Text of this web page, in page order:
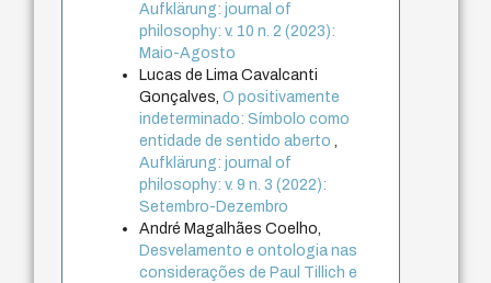
Aufklärung: journal of
philosophy: v. 10 n. 2 (2023):
Maio-Agosto
Lucas de Lima Cavalcanti
Gonçalves,O positivamente
indeterminado: Símbolo como
entidade de sentido aberto,
Aufklärung: journal of
philosophy: v. 9 n. 3 (2022):
Setembro-Dezembro
André Magalhães Coelho,
Desvelamento e ontologia nas
considerações de Paul Tillich e